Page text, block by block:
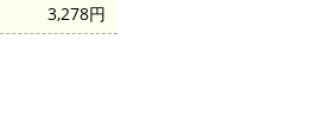
3,278円